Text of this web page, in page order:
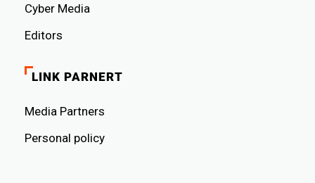
Cyber ​​Media
Editors
LINK PARNERT
Media Partners
Personal policy